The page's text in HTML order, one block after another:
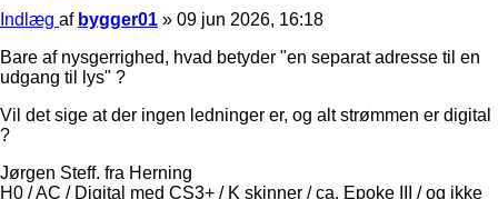
Indlæg af bygger01 » 09 jun 2026, 16:18
Bare af nysgerrighed, hvad betyder "en separat adresse til en
udgang til lys" ?
Vil det sige at der ingen ledninger er, og alt strømmen er digital
?
Jørgen Steff. fra Herning
H0 / AC / Digital med CS3+ / K skinner / ca. Epoke III / og ikke